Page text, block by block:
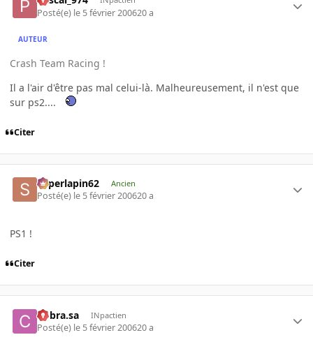
Posté(e) le 5 février 200620 a
AUTEUR
Crash Team Racing !
Il a l'air d'être pas mal celui-là. Malheureusement, il n'est que
sur ps2....
Citer
superlapin62 Ancien
Posté(e) le 5 février 200620 a
PS1 !
Citer
Cobra.sa INpactien
Posté(e) le 5 février 200620 a